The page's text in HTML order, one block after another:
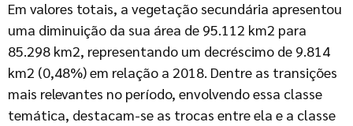
Em valores totais, a vegetação secundária apresentou
uma diminuição da sua área de 95.112 km2 para
85.298 km2, representando um decréscimo de 9.814
km2 (0,48%) em relação a 2018. Dentre as transições
mais relevantes no período, envolvendo essa classe
temática, destacam-se as trocas entre ela e a classe